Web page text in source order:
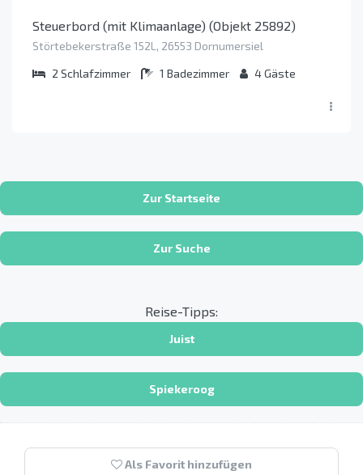
Steuerbord (mit Klimaanlage) (Objekt 25892)
Störtebekerstraße 152L, 26553 Dornumersiel
2 Schlafzimmer 1 Badezimmer 4Gäste
Zur Startseite
Zur Suche
Reise-Tipps:
Juist
Spiekeroog
Als Favorit hinzufügen